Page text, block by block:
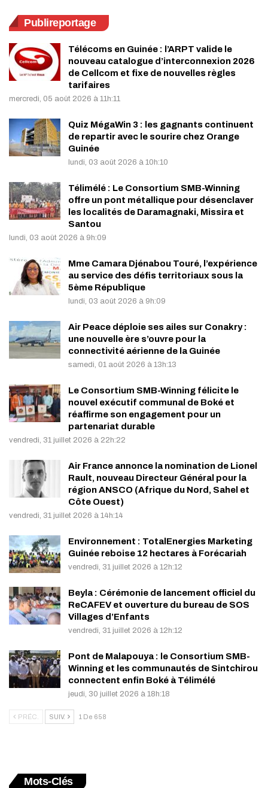
Publireportage
Télécoms en Guinée : l’ARPT valide le
nouveau catalogue d’interconnexion 2026
de Cellcom et fixe de nouvelles règles
tarifaires
mercredi, 05 août 2026 à 11h:11
Quiz MégaWin 3 : les gagnants continuent
de repartir avec le sourire chez Orange
Guinée
lundi, 03 août 2026 à 10h:10
Télimélé : Le Consortium SMB-Winning
offre un pont métallique pour désenclaver
les localités de Daramagnaki, Missira et
Santou
lundi, 03 août 2026 à 9h:09
Mme Camara Djénabou Touré, l’expérience
au service des défis territoriaux sous la
5ème République
lundi, 03 août 2026 à 9h:09
Air Peace déploie ses ailes sur Conakry :
une nouvelle ère s’ouvre pour la
connectivité aérienne de la Guinée
samedi, 01 août 2026 à 13h:13
Le Consortium SMB-Winning félicite le
nouvel exécutif communal de Boké et
réaffirme son engagement pour un
partenariat durable
vendredi, 31 juillet 2026 à 22h:22
Air France annonce la nomination de Lionel
Rault, nouveau Directeur Général pour la
région ANSCO (Afrique du Nord, Sahel et
Côte Ouest)
vendredi, 31 juillet 2026 à 14h:14
Environnement : TotalEnergies Marketing
Guinée reboise 12 hectares à Forécariah
vendredi, 31 juillet 2026 à 12h:12
Beyla : Cérémonie de lancement officiel du
ReCAFEV et ouverture du bureau de SOS
Villages d’Enfants
vendredi, 31 juillet 2026 à 12h:12
Pont de Malapouya : le Consortium SMB-
Winning et les communautés de Sintchirou
connectent enfin Boké à Télimélé
jeudi, 30 juillet 2026 à 18h:18
PRÉC. SUIV. 1 De 658
Mots-Clés